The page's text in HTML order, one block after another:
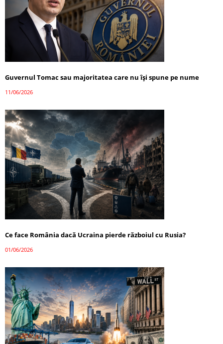
Guvernul Tomac sau majoritatea care nu își spune pe nume
11/06/2026
Ce face România dacă Ucraina pierde războiul cu Rusia?
01/06/2026